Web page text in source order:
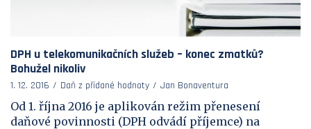
DPH u telekomunikačních služeb – konec zmatků?
Bohužel nikoliv
1. 12. 2016 Daň z přidané hodnoty Jan Bonaventura
Od 1. října 2016 je aplikován režim přenesení
daňové povinnosti (DPH odvádí příjemce) na